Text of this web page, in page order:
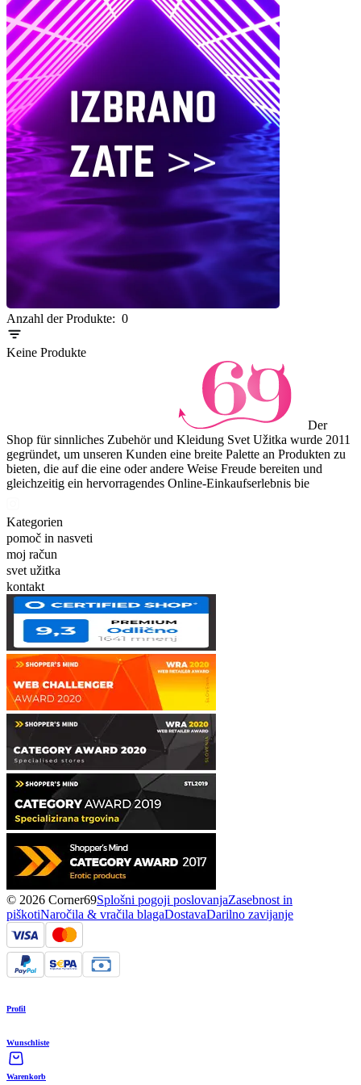
Item
1
of
0
Anzahl der Produkte: 0
Keine Produkte
Der
Shop für sinnliches Zubehör und Kleidung Svet Užitka wurde 2011
gegründet, um unseren Kunden eine breite Palette an Produkten zu
bieten, die auf die eine oder andere Weise Freude bereiten und
gleichzeitig ein hervorragendes Online-Einkaufserlebnis bie
Kategorien
pomoč in nasveti
moj račun
svet užitka
kontakt
© 2026 Corner69Splošni pogoji poslovanjaZasebnost in
piškotiNaročila & vračila blagaDostavaDarilno zavijanje
Profil
Wunschliste
Warenkorb